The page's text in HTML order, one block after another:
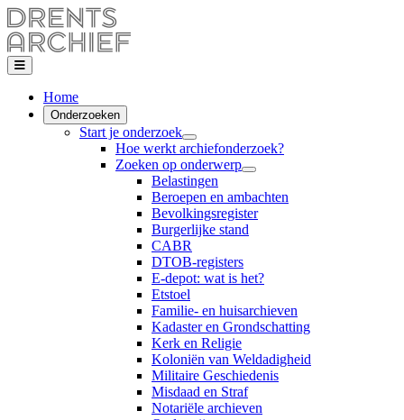
Home
Onderzoeken
Start je onderzoek
Hoe werkt archiefonderzoek?
Zoeken op onderwerp
Belastingen
Beroepen en ambachten
Bevolkingsregister
Burgerlijke stand
CABR
DTOB-registers
E-depot: wat is het?
Etstoel
Familie- en huisarchieven
Kadaster en Grondschatting
Kerk en Religie
Koloniën van Weldadigheid
Militaire Geschiedenis
Misdaad en Straf
Notariële archieven